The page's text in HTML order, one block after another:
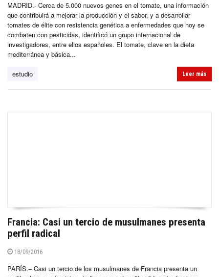
MADRID.- Cerca de 5.000 nuevos genes en el tomate, una información
que contribuirá a mejorar la producción y el sabor, y a desarrollar
tomates de élite con resistencia genética a enfermedades que hoy se
combaten con pesticidas, identificó un grupo internacional de
investigadores, entre ellos españoles. El tomate, clave en la dieta
mediterránea y básica...
estudio Leer más
Francia: Casi un tercio de musulmanes presenta
perfil radical
18/09/2016
PARÍS.– Casi un tercio de los musulmanes de Francia presenta un